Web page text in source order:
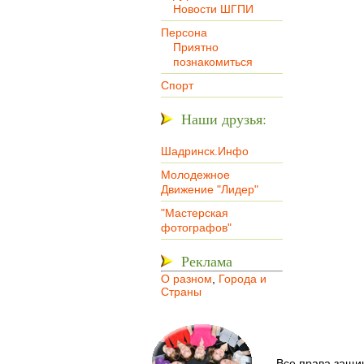
Новости ШГПИ
Персона
Приятно
познакомиться
Спорт
Наши друзья:
Шадринск.Инфо
Молодежное
Движение "Лидер"
"Мастерская
фотографов"
Реклама
О разном
Города и
Страны